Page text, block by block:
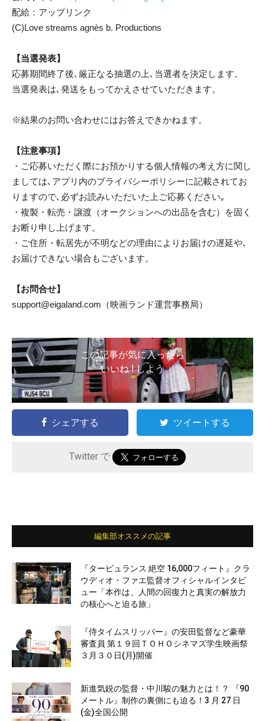
配給：アップリンク
(C)Love streams agnès b. Productions
【当選発表】
応募期間終了後､厳正なる抽選の上､当選者を決定します。
当選発表は､発送をもってかえさせていただきます。
※結果のお問い合わせにはお答えできかねます。
【注意事項】
・ご応募いただく際にお預かりする個人情報の考え方に関し
ましては､アプリ内のプライバシーポリシーに記載されてお
りますので､必ずお読みいただいた上ご応募ください｡
・複製・転売・譲渡（オークションへの出品を含む）を固く
お断り申し上げます。
・ご住所・転居先が不明などの理由によりお届けの遅延や､
お届けできない場合もございます。
【お問合せ】
support@eigaland.com （映画ランド運営事務局）
この記事が気に入ったら
いいね ! しよう
シェアする ツイートする
Twitter で
編集部オススメの記事
『タービュランス 絶空 16,000フィート』クラ
ウディオ・ファエ監督オフィシャルインタビ
ュー「本作は、人間の回復力と真実の解放力
の核心へと迫る旅」
『侍タイムスリッパー』の安田監督など豪華
審査員 第１９回ＴＯＨＯシネマズ学生映画祭
３月３０日(月)開催
新進気鋭の監督・中川駿の魅力とは！？ 『90
メートル』制作の裏側にも迫る！3 月 27 日
(金)全国公開